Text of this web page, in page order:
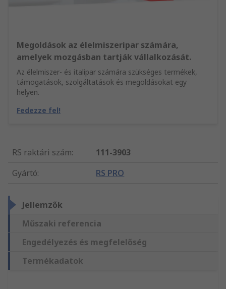
Megoldások az élelmiszeripar számára,
amelyek mozgásban tartják vállalkozását.
Az élelmiszer- és italipar számára szükséges termékek,
támogatások, szolgáltatások és megoldásokat egy
helyen.
Fedezze fel!
RS raktári szám:
111-3903
Gyártó: RS PRO
Jellemzők
Műszaki referencia
Engedélyezés és megfelelőség
Termékadatok